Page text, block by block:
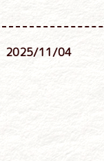
2025/11/04